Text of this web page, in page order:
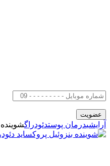
آرایشیدرمان پوستدئودراگشوینده